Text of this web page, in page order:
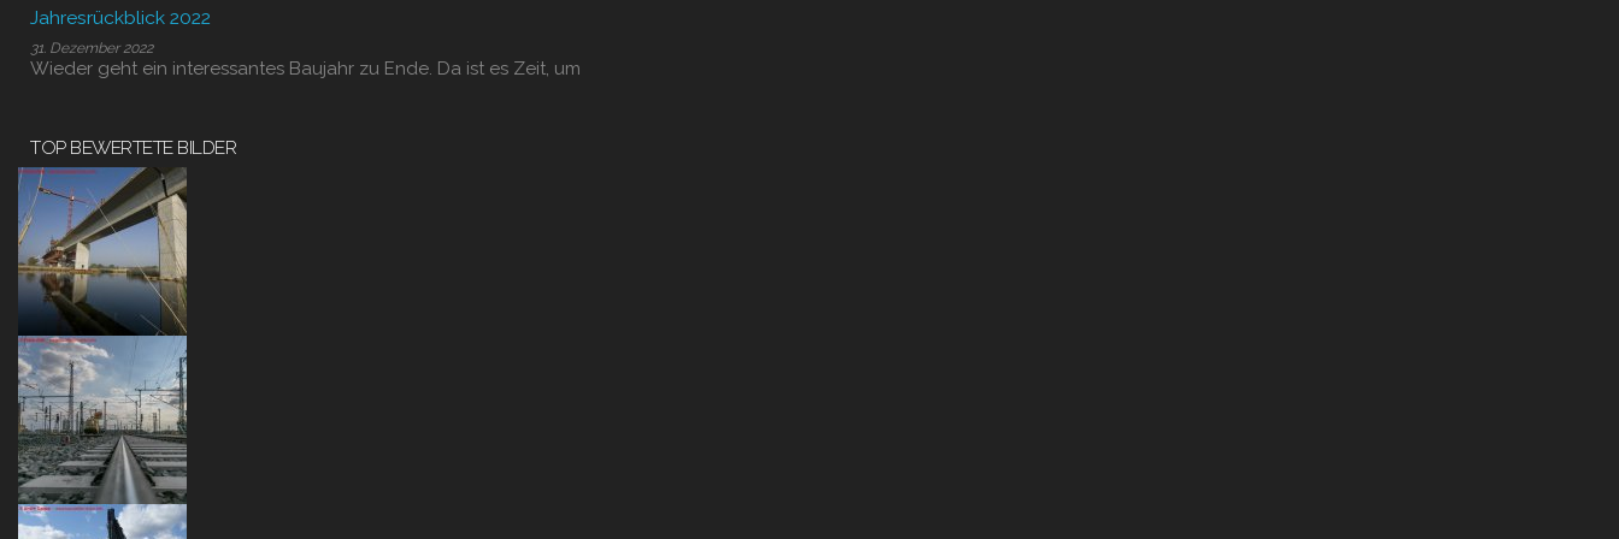
Jahresrückblick 2022
31. Dezember 2022
Wieder geht ein interessantes Baujahr zu Ende. Da ist es Zeit, um
TOP BEWERTETE BILDER